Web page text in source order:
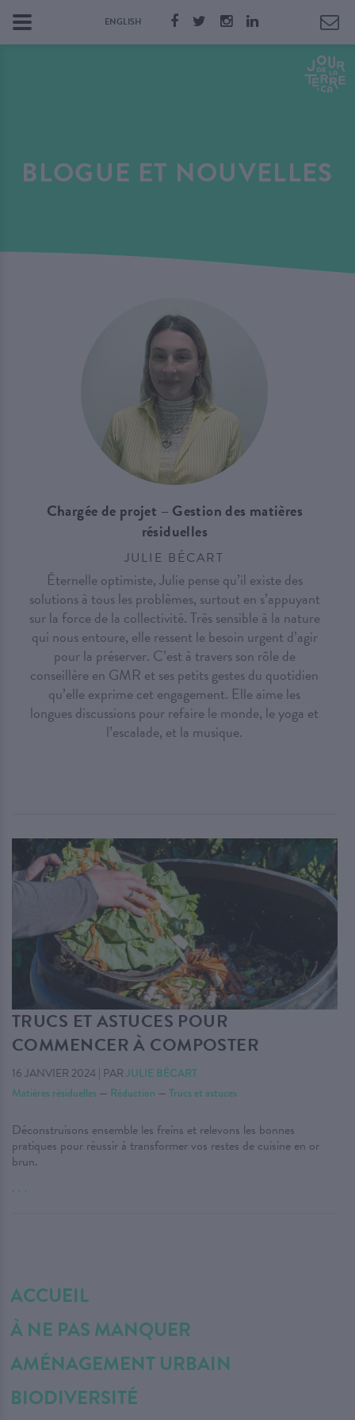
ENGLISH
BLOGUE ET NOUVELLES
Chargée de projet – Gestion des matières
résiduelles
JULIE BÉCART
Éternelle optimiste, Julie pense qu’il existe des
solutions à tous les problèmes, surtout en s’appuyant
sur la force de la collectivité. Très sensible à la nature
qui nous entoure, elle ressent le besoin urgent d’agir
pour la préserver. C’est à travers son rôle de
conseillère en GMR et ses petits gestes du quotidien
qu’elle exprime cet engagement. Elle aime les
longues discussions pour refaire le monde, le yoga et
l’escalade, et la musique.
TRUCS ET ASTUCES POUR
COMMENCER À COMPOSTER
16 JANVIER 2024| PAR JULIE BÉCART
Matières résiduelles — Réduction — Trucs et astuces
Déconstruisons ensemble les freins et relevons les bonnes
pratiques pour réussir à transformer vos restes de cuisine en or
brun.
. . .
ACCUEIL
À NE PAS MANQUER
AMÉNAGEMENT URBAIN
BIODIVERSITÉ